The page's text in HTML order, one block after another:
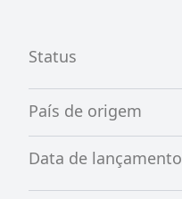
Status
País de origem
Data de lançamento